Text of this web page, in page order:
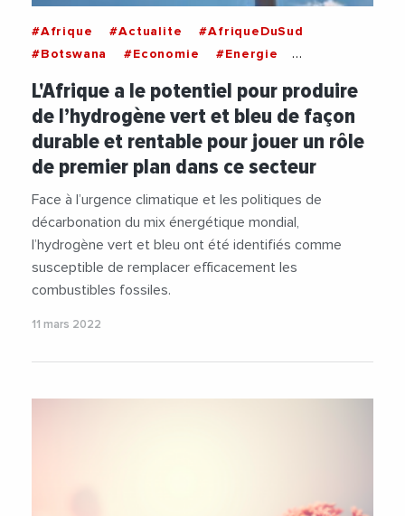
#Afrique #Actualite
#AfriqueDuSud
#Botswana
#Economie
#Energie
#Investissements
#Maroc
#Mauritanie
#Namibie
#Niger
#Technologie
#TransitionEnergetique
L'Afrique a le potentiel pour produire
de l’hydrogène vert et bleu de façon
durable et rentable pour jouer un rôle
de premier plan dans ce secteur
Face à l’urgence climatique et les politiques de
décarbonation du mix énergétique mondial,
l’hydrogène vert et bleu ont été identifiés comme
susceptible de remplacer efficacement les
combustibles fossiles.
11 mars 2022